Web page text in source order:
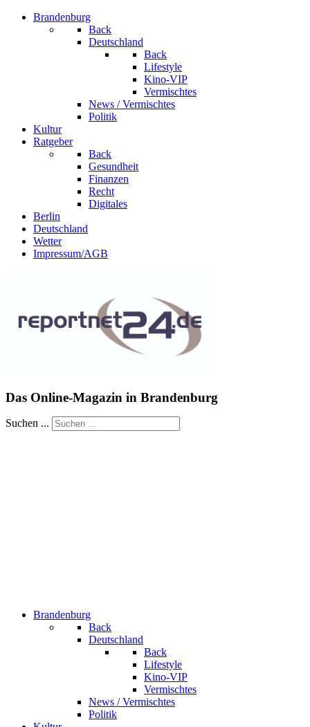
Brandenburg
Back
Deutschland
Back
Lifestyle
Kino-VIP
Vermischtes
News / Vermischtes
Politik
Kultur
Ratgeber
Back
Gesundheit
Finanzen
Recht
Digitales
Berlin
Deutschland
Wetter
Impressum/AGB
Das Online-Magazin in Brandenburg
Suchen ...
Brandenburg
Back
Deutschland
Back
Lifestyle
Kino-VIP
Vermischtes
News / Vermischtes
Politik